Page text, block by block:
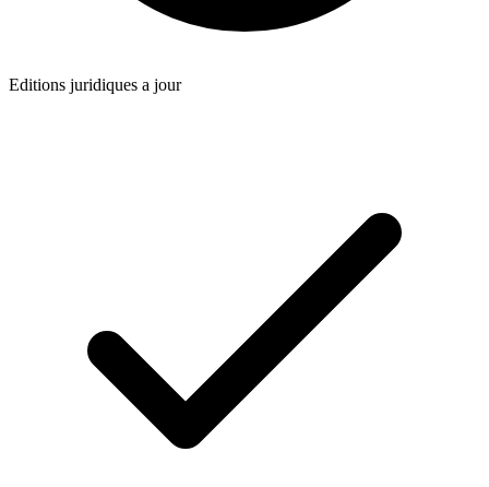
Editions juridiques a jour